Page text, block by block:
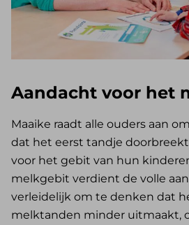
Aandacht voor het
Maaike raadt alle ouders aan
dat het eerst tandje
voor het gebit van hun
melkgebit verdient de volle
verleidelijk om te denken dat
melktanden minder uitmaakt,